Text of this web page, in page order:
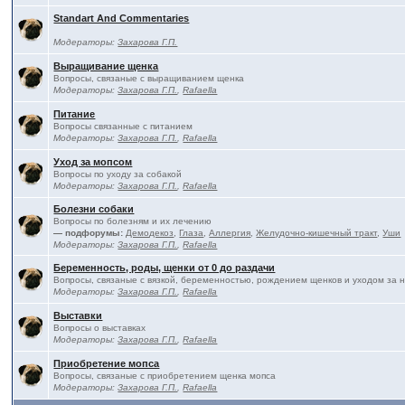
Standart And Commentaries
Модераторы:Захарова Г.П.
Выращивание щенка
Вопросы, связаные с выращиванием щенка
Модераторы:Захарова Г.П. ,Rafaella
Питание
Вопросы связанные с питанием
Модераторы:Захарова Г.П. ,Rafaella
Уход за мопсом
Вопросы по уходу за собакой
Модераторы:Захарова Г.П. ,Rafaella
Болезни собаки
Вопросы по болезням и их лечению
— подфорумы: Демодекоз ,Глаза ,Аллергия ,Желудочно-кишечный тракт,Уши
Модераторы:Захарова Г.П. ,Rafaella
Беременность, роды, щенки от 0 до раздачи
Вопросы, связаные с вязкой, беременностью, рождением щенков и уходом за
Модераторы:Захарова Г.П. ,Rafaella
Выставки
Вопросы о выставках
Модераторы:Захарова Г.П. ,Rafaella
Приобретение мопса
Вопросы, связаные с приобретением щенка мопса
Модераторы:Захарова Г.П. ,Rafaella